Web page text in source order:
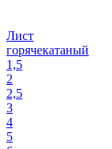
Лист
горячекатаный
1,5
2
2,5
3
4
5